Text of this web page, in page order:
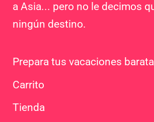
a Asia... pero no le decimos
ningún destino.
Prepara tus vacaciones
Carrito
Tienda